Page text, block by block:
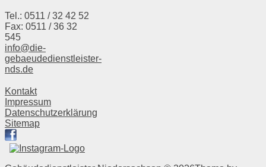
Tel.: 0511 / 32 42 52
Fax: 0511 / 36 32
545
info@die-
gebaeudedienstleister-
nds.de
Kontakt
Impressum
Datenschutzerklärung
Sitemap